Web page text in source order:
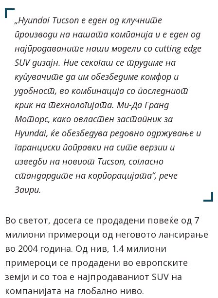
„Hyundai Tucson е еден од клучните
производи на нашата компанија и е еден од
најпродаваните наши модели со cutting edge
SUV дизајн. Ние секогаш се трудиме на
купувачите да им обезбедиме комфор и
удобност, во комбинација со последниот
крик на технологијата. Ми-Да Гранд
Моторс, како овластен застапник за
Hyundai, ќе обезбедува редовно одржување и
гаранциски поправки на сите верзии и
изведби на новиот Tucson, согласно
стандардите на корпорацијата“, рече
Заири.
Во светот, досега се продадени повеќе од 7
милиони примероци од неговото лансирање
во 2004 година. Од нив, 1.4 милиони
примероци се продадени во европските
земји и со тоа е најпродаваниот SUV на
компанијата на глобално ниво.